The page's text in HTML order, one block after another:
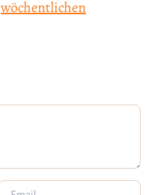
wöchentlichen